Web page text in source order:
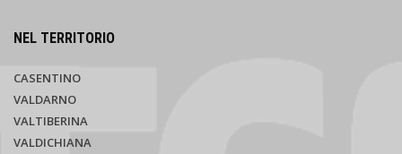
NEL TERRITORIO
CASENTINO
VALDARNO
VALTIBERINA
VALDICHIANA